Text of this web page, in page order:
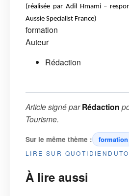
(réalisée par Adil Hmami –
Aussie Specialist France)
formation
Auteur
Rédaction
Article signé parRédaction
Tourisme.
Sur le même thème : formation
LIRE SUR
À lire aussi